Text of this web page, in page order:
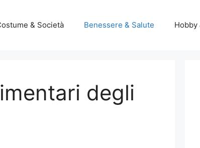
& Società Benessere & Salute Hobby
degli